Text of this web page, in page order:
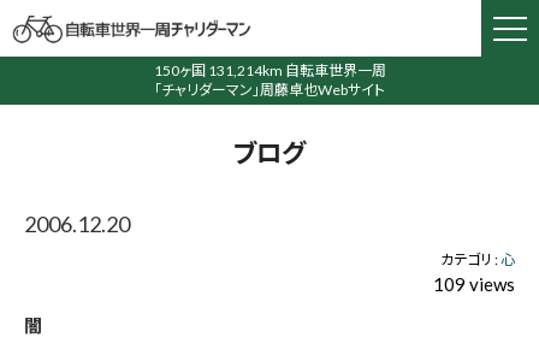
150ヶ国 131,214km 自転車世界一周
「チャリダーマン」周藤卓也Webサイト
ブログ
2006.12.20
カテゴリ :心
109 views
闇